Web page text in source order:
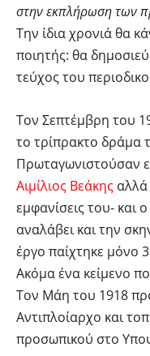
στην εκπλήρωση των
Την ίδια χρονιά θα
ποιητής: θα
τεύχος του
Τον Σεπτέμβρη του
το τρίπρακτο δράμα
Πρωταγωνιστούσαν
Αιμίλιος Βεάκης αλλά
εμφανίσεις του- και
αναλάβει και την
έργο παίχτηκε μόνο
Ακόμα ένα κείμενο
Τον Μάη του 1918
Αντιπλοίαρχο και
προσωπικού στο